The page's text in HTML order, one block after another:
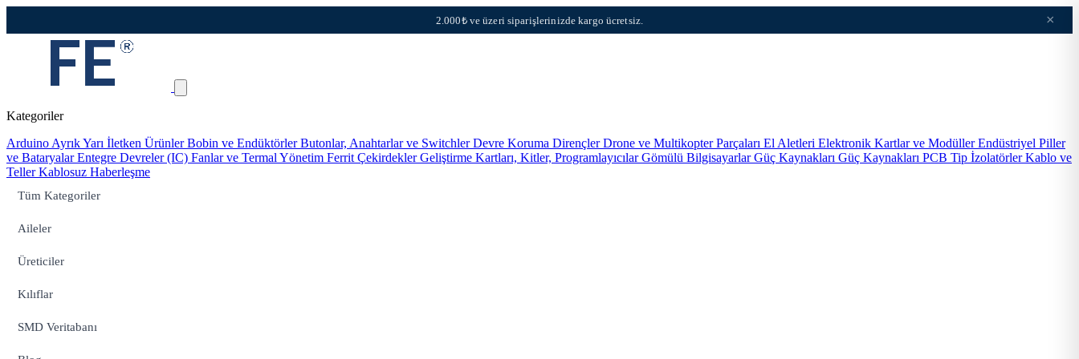
2.000₺ ve üzeri siparişlerinizde kargo ücretsiz. ×
Kategoriler
Arduino Ayrık Yarı İletken ÜrünlerBobin ve EndüktörlerButonlar, Anahtarlar ve SwitchlerDevre Koruma DirençlerDrone ve Multikopter Parçaları El Aletleri Elektronik Kartlar ve ModüllerEndüstriyel Piller
ve BataryalarEntegre Devreler (IC) Fanlar ve Termal Yönetim Ferrit ÇekirdeklerGeliştirme Kartları, Kitler, ProgramlayıcılarGömülü BilgisayarlarGüç Kaynakları Güç Kaynakları PCB Tip İzolatörlerKablo ve
TellerKablosuz Haberleşme
Tüm Kategoriler
Aileler
Üreticiler
Kılıflar
SMD Veritabanı